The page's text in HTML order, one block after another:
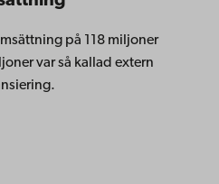
på 118 miljoner
var så kallad extern